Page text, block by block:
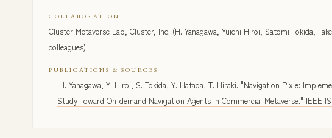
COLLABORATION
Cluster Metaverse Lab, Cluster, Inc. (H. Yanagawa, Yuichi Hiroi, Satomi Tokida,
colleagues)
PUBLICATIONS & SOURCES
H. Yanagawa, Y. Hiroi, S. Tokida, Y. Hatada, T. Hiraki. "Navigation Pixie:
Study Toward On-demand Navigation Agents in Commercial Metaverse." IEEE